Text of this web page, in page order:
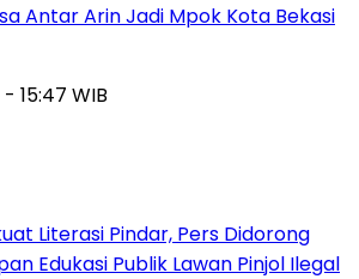
Antar Arin Jadi Mpok Kota Bekasi
15:47 WIB
Literasi Pindar, Pers Didorong
Edukasi Publik Lawan Pinjol Ilegal